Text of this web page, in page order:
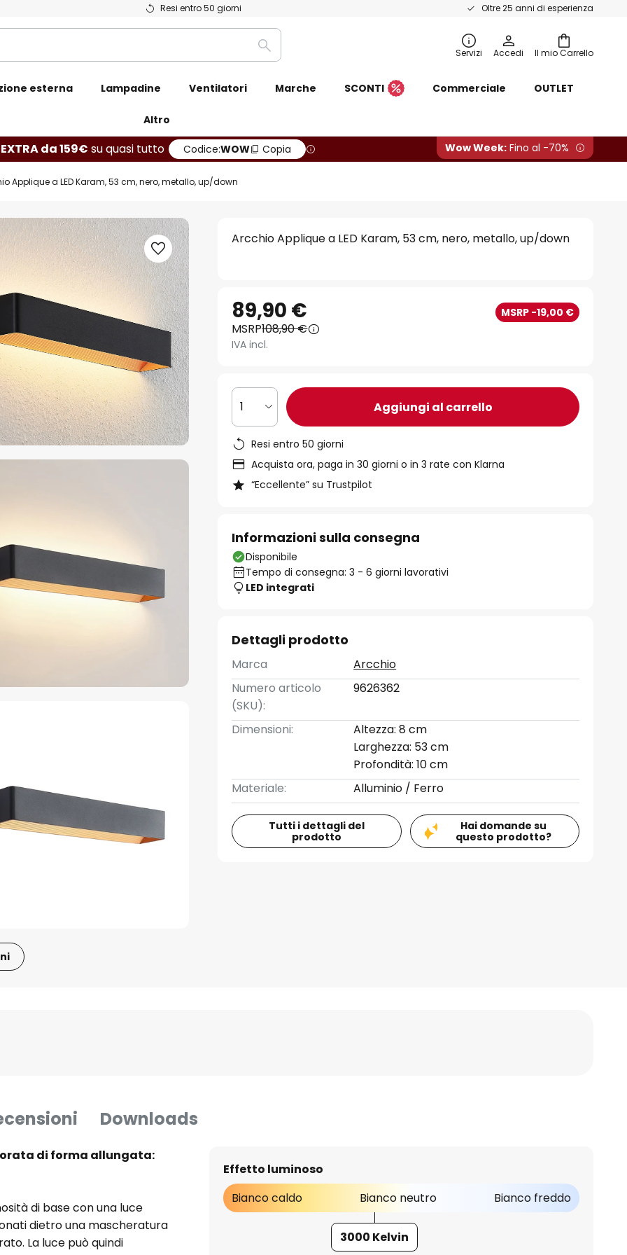
Resi entro 50 giorni Oltre 25 anni di esperienza
Il mio Carrello
Ricerca Servizi Accedi
esterna Lampadine Ventilatori Marche SCONTI Commerciale OUTLET
Altro
da 159€ su quasi tutto Codice:WOW Copia Wow Week: Fino al -70%
Applique a LED Karam, 53 cm, nero, metallo, up/down
Arcchio Applique a LED Karam, 53 cm, nero, metallo, up/down
89,90 € MSRP -19,00 €
MSRP108,90 €
IVA incl.
1 Aggiungi al carrello
Resi entro 50 giorni
Acquista ora, paga in 30 giorni o in 3 rate con Klarna
“Eccellente” su Trustpilot
Informazioni sulla consegna
Disponibile
Tempo di consegna: 3 - 6 giorni lavorativi
LED integrati
Dettagli prodotto
Marca
Arcchio
Numero articolo
(SKU):
9626362
Dimensioni:
Altezza: 8 cm
Larghezza: 53 cm
Profondità: 10 cm
Materiale:
Alluminio / Ferro
Tutti i dettagli del
prodotto
Hai domande su
questo prodotto?
Downloads
di forma allungata:
di base con una luce
dietro una mascheratura
La luce può quindi
Effetto luminoso
Bianco caldo
Bianco neutro Bianco freddo
3000 Kelvin